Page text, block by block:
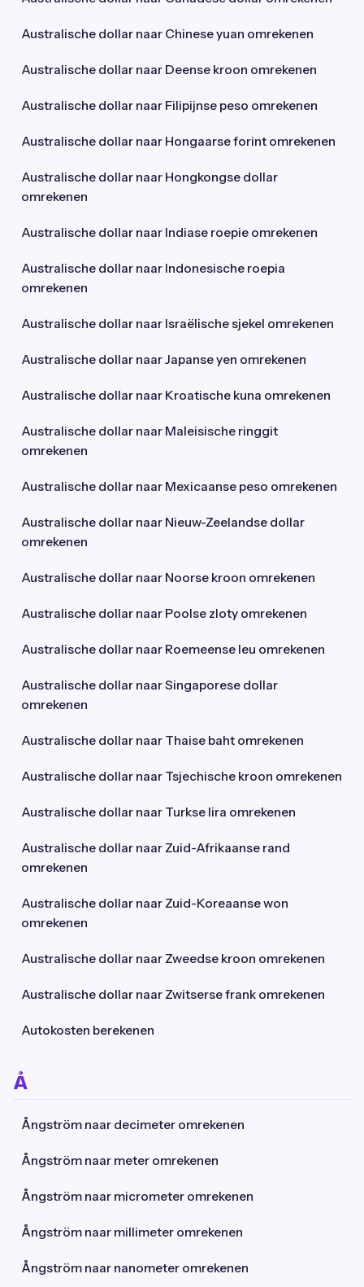
Australische dollar naar Chinese yuan omrekenen
Australische dollar naar Deense kroon omrekenen
Australische dollar naar Filipijnse peso omrekenen
Australische dollar naar Hongaarse forint omrekenen
Australische dollar naar Hongkongse dollar
omrekenen
Australische dollar naar Indiase roepie omrekenen
Australische dollar naar Indonesische roepia
omrekenen
Australische dollar naar Israëlische sjekel omrekenen
Australische dollar naar Japanse yen omrekenen
Australische dollar naar Kroatische kuna omrekenen
Australische dollar naar Maleisische ringgit
omrekenen
Australische dollar naar Mexicaanse peso omrekenen
Australische dollar naar Nieuw-Zeelandse dollar
omrekenen
Australische dollar naar Noorse kroon omrekenen
Australische dollar naar Poolse zloty omrekenen
Australische dollar naar Roemeense leu omrekenen
Australische dollar naar Singaporese dollar
omrekenen
Australische dollar naar Thaise baht omrekenen
Australische dollar naar Tsjechische kroon omrekenen
Australische dollar naar Turkse lira omrekenen
Australische dollar naar Zuid-Afrikaanse rand
omrekenen
Australische dollar naar Zuid-Koreaanse won
omrekenen
Australische dollar naar Zweedse kroon omrekenen
Australische dollar naar Zwitserse frank omrekenen
Autokosten berekenen
Å
Ångström naar decimeter omrekenen
Ångström naar meter omrekenen
Ångström naar micrometer omrekenen
Ångström naar millimeter omrekenen
Ångström naar nanometer omrekenen